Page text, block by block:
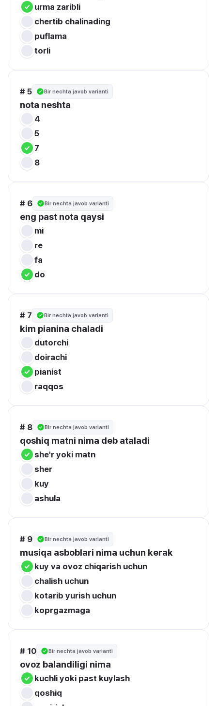
urma zaribli
chertib chalinading
puflama
torli
# 5 Bir nechta javob varianti
nota neshta
4
5
7
8
# 6 Bir nechta javob varianti
eng past nota qaysi
mi
re
fa
do
# 7 Bir nechta javob varianti
kim pianina chaladi
dutorchi
doirachi
pianist
raqqos
# 8 Bir nechta javob varianti
qoshiq matni nima deb ataladi
she'r yoki matn
sher
kuy
ashula
# 9 Bir nechta javob varianti
musiqa asboblari nima uchun kerak
kuy va ovoz chiqarish uchun
chalish uchun
kotarib yurish uchun
koprgazmaga
# 10 Bir nechta javob varianti
ovoz balandiligi nima
kuchli yoki past kuylash
qoshiq